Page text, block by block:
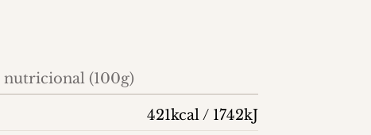
nutricional (100g)
421kcal / 1742kJ